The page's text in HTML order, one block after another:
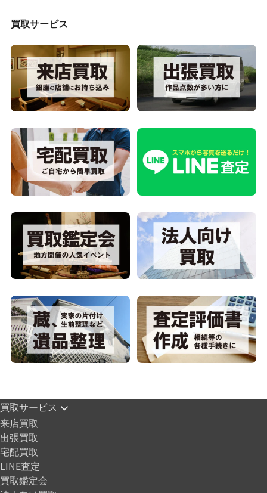
買取サービス
買取サービス
来店買取
出張買取
宅配買取
LINE査定
買取鑑定会